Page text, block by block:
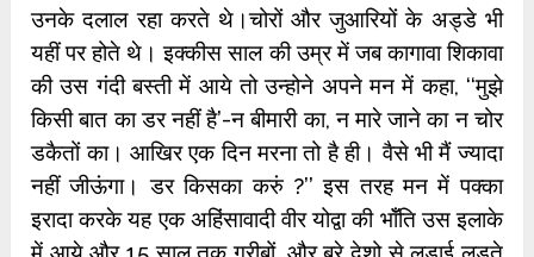
उनके दलाल रहा करते थे।चोरों और जुआरियों के अड्डे भी
यहीं पर होते थे। इक्कीस साल की उम्र में जब कागावा शिकावा
की उस गंदी बस्ती में आये तो उन्होने अपने मन में कहा, ‘‘मुझे
किसी बात का डर नहीं है’-न बीमारी का, न मारे जाने का न चोर
डकैतों का। आखिर एक दिन मरना तो है ही। वैसे भी मैं ज्यादा
नहीं जीऊंगा। डर किसका करुं ?’’ इस तरह मन में पक्का
इरादा करके यह एक अहिंसावादी वीर योद्वा की भॉँति उस इलाके